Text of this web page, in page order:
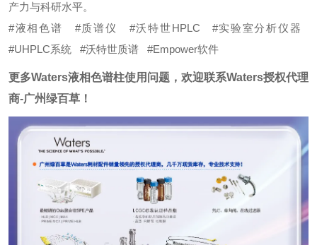
产力与科研水平。
#液相色谱 #质谱仪 #沃特世HPLC #实验室分析仪器
#UHPLC系统 #沃特世质谱 #Empower软件
更多Waters液相色谱柱使用问题，欢迎联系Waters授权代理
商-广州绿百草！